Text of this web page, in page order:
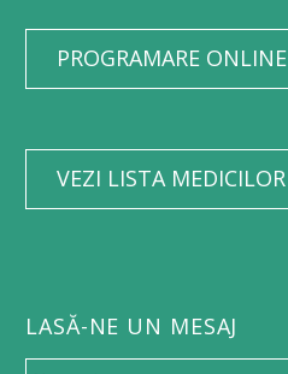
PROGRAMARE ONLINE
VEZI LISTA MEDICILOR
LASĂ-NE UN MESAJ